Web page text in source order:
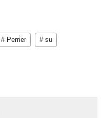
# Perrier # su